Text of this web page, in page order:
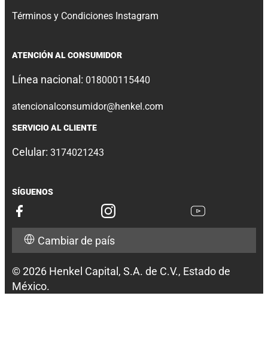
Términos y Condiciones Instagram
ATENCIÓN AL CONSUMIDOR
Línea nacional: 018000115440
atencionalconsumidor@henkel.com
SERVICIO AL CLIENTE
Celular: 3174021243
SÍGUENOS
Cambiar de país
© 2026 Henkel Capital, S.A. de C.V., Estado de
México.